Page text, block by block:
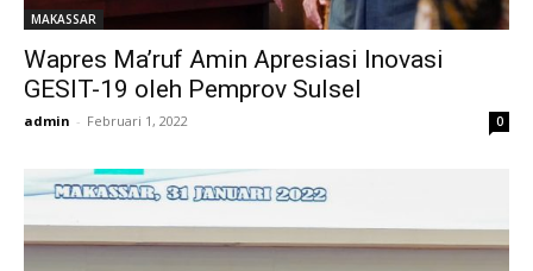
MAKASSAR
Wapres Ma’ruf Amin Apresiasi Inovasi
GESIT-19 oleh Pemprov Sulsel
admin - Februari 1, 2022 0